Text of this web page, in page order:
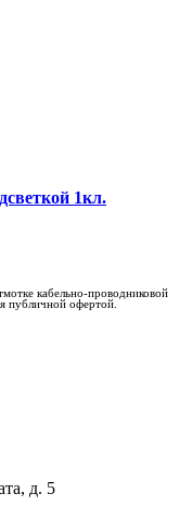
1кл.
кабельно-проводниковой
публичной офертой.
д. 5